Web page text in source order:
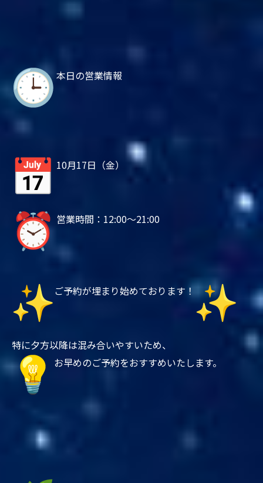
本日の営業情報
10月17日（金）
営業時間：12:00～21:00
ご予約が埋まり始めております！
特に夕方以降は混み合いやすいため、
お早めのご予約をおすすめいたします。